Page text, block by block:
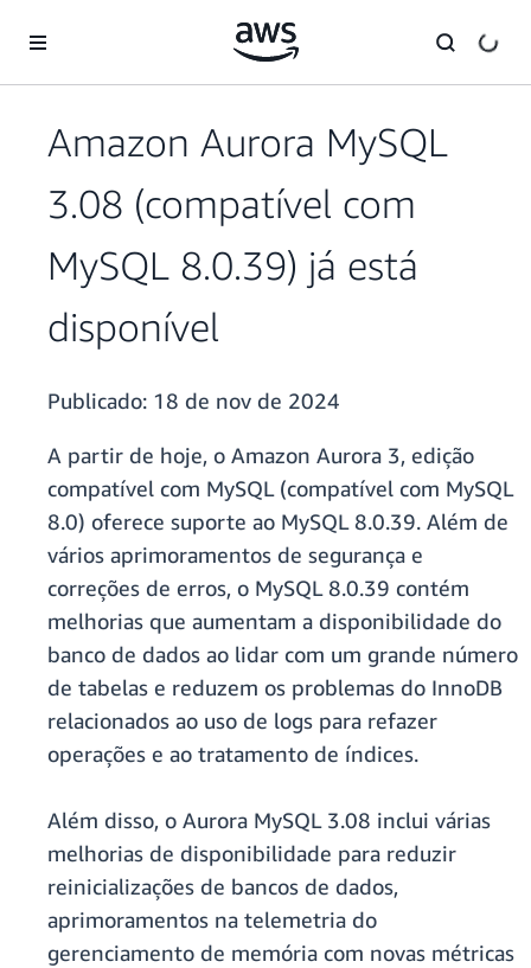
Pular para o conteúdo principal
Amazon Aurora MySQL
3.08 (compatível com
MySQL 8.0.39) já está
disponível
Publicado: 18 de nov de 2024
A partir de hoje, o Amazon Aurora 3, edição
compatível com MySQL (compatível com MySQL
8.0) oferece suporte ao MySQL 8.0.39. Além de
vários aprimoramentos de segurança e
correções de erros, o MySQL 8.0.39 contém
melhorias que aumentam a disponibilidade do
banco de dados ao lidar com um grande número
de tabelas e reduzem os problemas do InnoDB
relacionados ao uso de logs para refazer
operações e ao tratamento de índices.
Além disso, o Aurora MySQL 3.08 inclui várias
melhorias de disponibilidade para reduzir
reinicializações de bancos de dados,
aprimoramentos na telemetria do
gerenciamento de memória com novas métricas